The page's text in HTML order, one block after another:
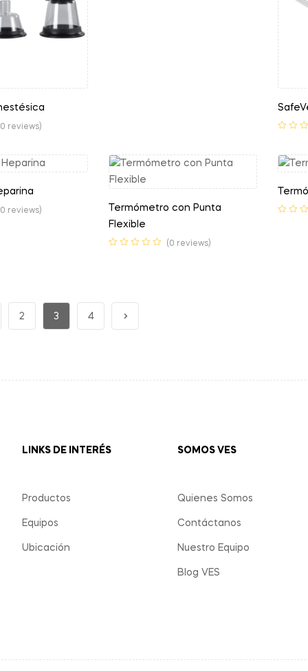
reviews)
reviews)
Termómetro con Punta
Flexible
(0 reviews)
2 3 4
LINKS DE INTERÉS
Productos
Equipos
Ubicación
SOMOS VES
Quienes Somos
Contáctanos
Nuestro Equipo
Blog VES